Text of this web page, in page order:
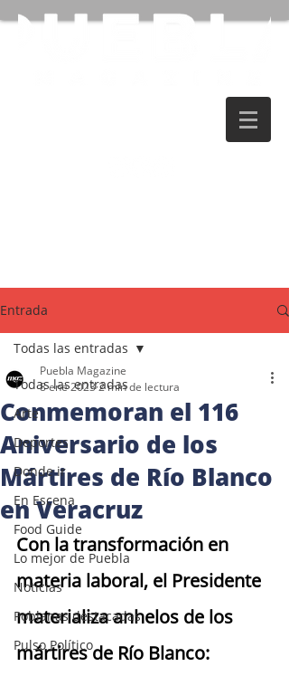
Entrada
Todas las entradas
Arte
Deportes
Donde ir
En Escena
Food Guide
Lo mejor de Puebla
Noticias
Poblanas destacadas
Pulso Político
Todas las entradas
Conmemoran el 116
Aniversario de los
Mártires de Río Blanco
en Veracruz
Puebla Magazine
8 ene 20232 min de lectura
Con la transformación en
materia laboral, el Presidente
materializa anhelos de los
mártires de Río Blanco: